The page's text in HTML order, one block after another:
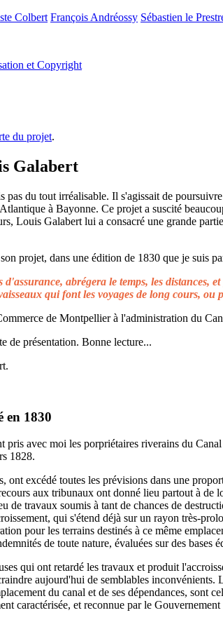
Colbert François Andréossy Sébastien le
et Copyright
du projet.
Galabert
pas du tout irréalisable. Il s'agissait de
à Bayonne. Ce projet a suscité
Louis Galabert lui a consacré une grande
projet, dans une édition de 1830 que je suis
abrégera le temps, les
qui font les voyages de long cours,
de Montpellier à l'administration du
de présentation. Bonne lecture...
en 1830
pris avec moi les porpriétaires riverains du
1828.
ont excédé toutes les prévisions dans une
aux tribunaux ont donné lieu partout à
de travaux soumis à tant de chances de
qui s'étend déjà sur un rayon très-
pour les terrains destinés à ce même
de toute nature, évaluées sur des
qui ont retardé les travaux et produit
aujourd'hui de semblables
du canal et de ses dépendances,
caractérisée, et reconnue par le